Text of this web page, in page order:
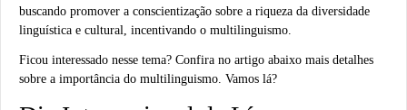
buscando promover a conscientização sobre a riqueza da diversidade
linguística e cultural, incentivando o multilinguismo.
Ficou interessado nesse tema? Confira no artigo abaixo mais detalhes
sobre a importância do multilinguismo. Vamos lá?